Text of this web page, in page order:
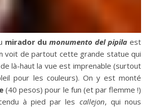
mirador dumonumento del pipila est
voit de partout cette grande statue qui
là-haut la vue est imprenable (surtout
pour les couleurs). On y est monté
(40 pesos) pour le fun (et par flemme !)
à pied par les callejon, qui nous